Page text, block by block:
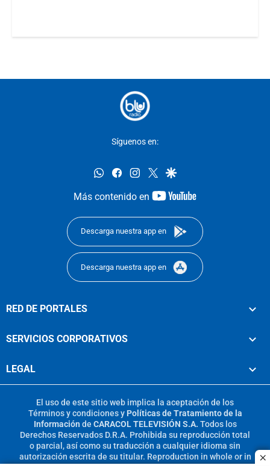
Síguenos en:
whatsappfacebookinstagram
twittergoogle
Más contenido en
youtube-
Descarga nuestra app en
Descarga nuestra app en
RED DE PORTALES
SERVICIOS CORPORATIVOS
LEGAL
El uso de este sitio web implica la aceptación de los
Términos y condicionesy Políticas de Tratamiento de la
Información de CARACOL TELEVISIÓN S.A. Todos los
Derechos Reservados D.R.A. Prohibida su reproducción total
o parcial, así como su traducción a cualquier idioma sin
autorización escrita de su titular. Reproduction in whole or in